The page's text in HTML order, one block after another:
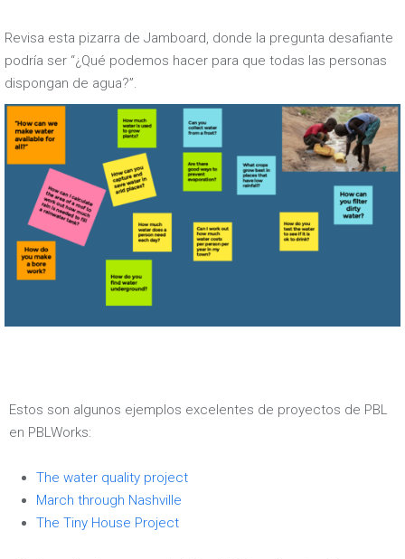
Revisa esta pizarra de Jamboard, donde la pregunta desafiante
podría ser “¿Qué podemos hacer para que todas las personas
dispongan de agua?”.
Estos son algunos ejemplos excelentes de proyectos de PBL
en PBLWorks:
The water quality project
March through Nashville
The Tiny House Project